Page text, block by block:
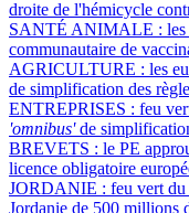
droite de l'hémicycle
SANTÉ ANIMALE :
communautaire de
AGRICULTURE : les
de simplification des
ENTREPRISES : feu
'omnibus'de
BREVETS : le PE
licence obligatoire
JORDANIE : feu vert du
Jordanie de 500 millions